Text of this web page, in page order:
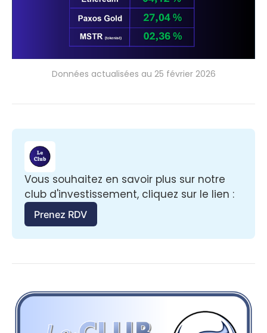
Données actualisées au 25 février 2026
Vous souhaitez en savoir plus sur notre
club d'investissement, cliquez sur le lien :
Prenez RDV